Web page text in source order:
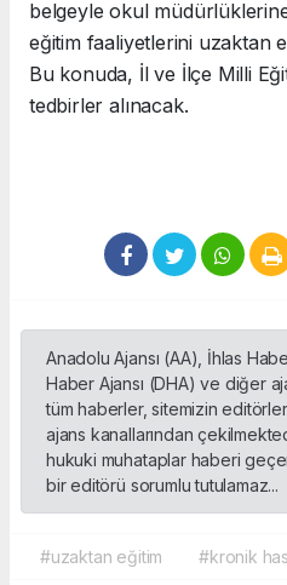
belgeyle okul
eğitim faaliyetlerini uzaktan
Bu konuda, İl ve İlçe Milli
tedbirler alınacak.
Anadolu Ajansı (AA), İhlas
Haber Ajansı (DHA) ve diğer
tüm haberler, sitemizin
ajans kanallarından
hukuki muhataplar haberi
bir editörü sorumlu tutulamaz...
#uzaktan eğitim #kronik